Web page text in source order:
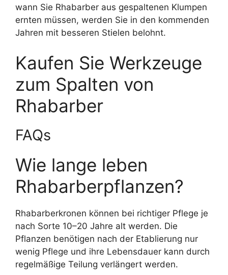
wann Sie Rhabarber aus gespaltenen Klumpen
ernten müssen, werden Sie in den kommenden
Jahren mit besseren Stielen belohnt.
Kaufen Sie Werkzeuge
zum Spalten von
Rhabarber
FAQs
Wie lange leben
Rhabarberpflanzen?
Rhabarberkronen können bei richtiger Pflege je
nach Sorte 10–20 Jahre alt werden. Die
Pflanzen benötigen nach der Etablierung nur
wenig Pflege und ihre Lebensdauer kann durch
regelmäßige Teilung verlängert werden.